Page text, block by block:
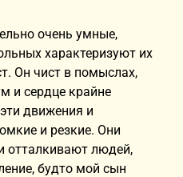
очень умные,
характеризуют их
Он чист в помыслах,
и сердце крайне
движения и
и резкие. Они
отталкивают людей,
будто мой сын